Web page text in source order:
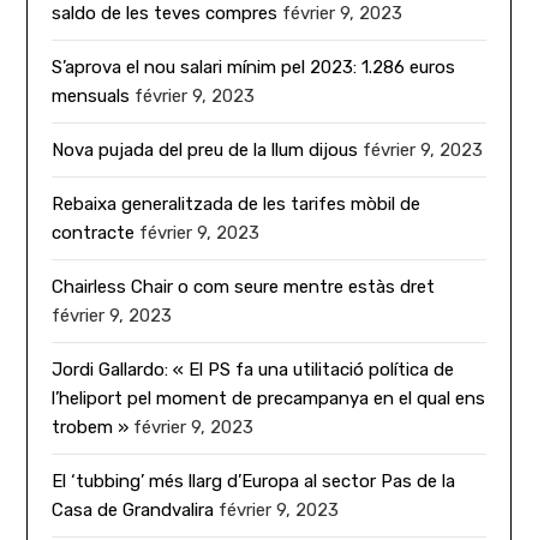
saldo de les teves compres février 9, 2023
S’aprova el nou salari mínim pel 2023: 1.286 euros
mensuals février 9, 2023
Nova pujada del preu de la llum dijous février 9, 2023
Rebaixa generalitzada de les tarifes mòbil de
contracte février 9, 2023
Chairless Chair o com seure mentre estàs dret
février 9, 2023
Jordi Gallardo: « El PS fa una utilitació política de
l’heliport pel moment de precampanya en el qual ens
trobem » février 9, 2023
El ‘tubbing’ més llarg d’Europa al sector Pas de la
Casa de Grandvalira février 9, 2023